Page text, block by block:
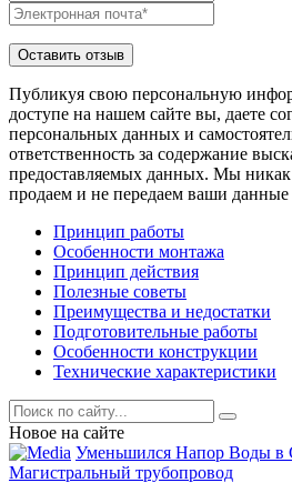
Публикуя свою персональную
доступе на нашем сайте вы, даете
персональных данных и
ответственность за содержание
предоставляемых данных. Мы никак
продаем и не передаем ваши
Принцип работы
Особенности монтажа
Принцип действия
Полезные советы
Преимущества и недостатки
Подготовительные работы
Особенности конструкции
Технические характеристики
Новое на сайте
Уменьшился Напор Воды в
Магистральный трубопровод